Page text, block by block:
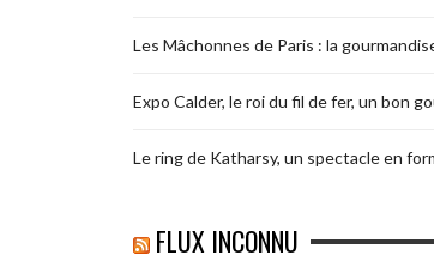
Les Mâchonnes de Paris : la
Expo Calder, le roi du fil de fer, un bon
Le ring de Katharsy, un spectacle en
FLUX INCONNU